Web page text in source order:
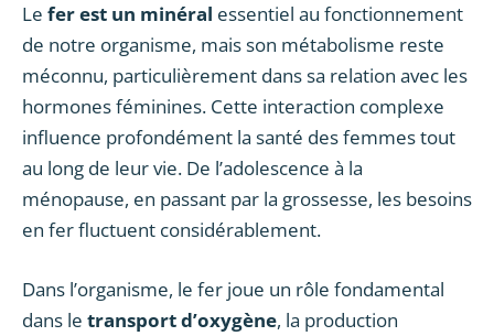
Le fer est un minéral essentiel au fonctionnement
de notre organisme, mais son métabolisme reste
méconnu, particulièrement dans sa relation avec les
hormones féminines. Cette interaction complexe
influence profondément la santé des femmes tout
au long de leur vie. De l’adolescence à la
ménopause, en passant par la grossesse, les besoins
en fer fluctuent considérablement.
Dans l’organisme, le fer joue un rôle fondamental
dans le transport d’oxygène, la production